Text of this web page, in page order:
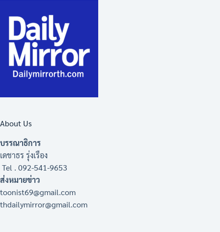
About Us
บรรณาธิการ
เดชาธร รุ่งเรือง
Tel . 092-541-9653
ส่งหมายข่าว
toonist69@gmail.com
thdailymirror@gmail.com